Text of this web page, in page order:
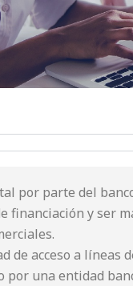
por parte del
financiación y ser
de acceso a líneas
por una entidad